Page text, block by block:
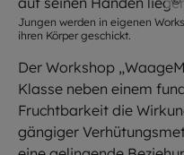
Jungen werden in eigenen
ihren Körper geschickt.
Der Workshop
Klasse neben einem
Fruchtbarkeit die
gängiger